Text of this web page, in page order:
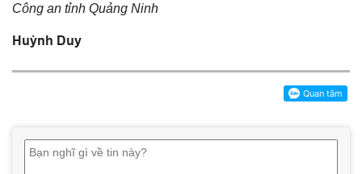
Công an tỉnh Quảng Ninh
Huỳnh Duy